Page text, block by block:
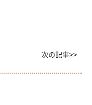
次の記事>>